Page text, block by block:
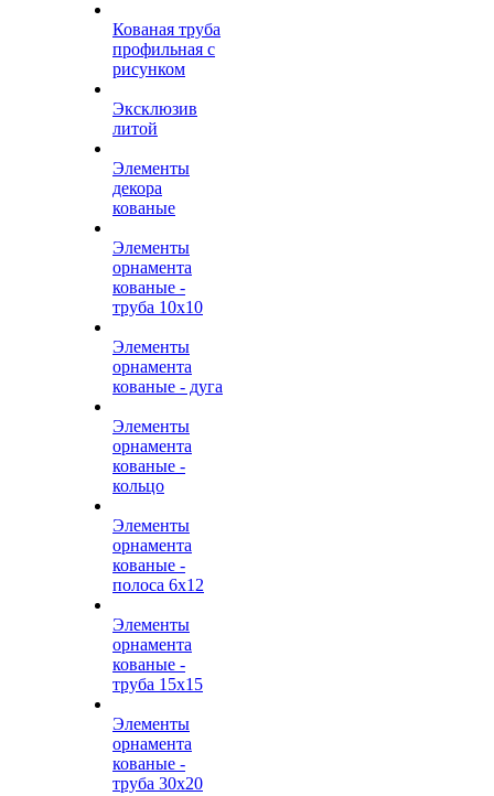
Кованая труба
профильная с
рисунком
Эксклюзив
литой
Элементы
декора
кованые
Элементы
орнамента
кованые -
труба 10х10
Элементы
орнамента
кованые - дуга
Элементы
орнамента
кованые -
кольцо
Элементы
орнамента
кованые -
полоса 6х12
Элементы
орнамента
кованые -
труба 15х15
Элементы
орнамента
кованые -
труба 30х20